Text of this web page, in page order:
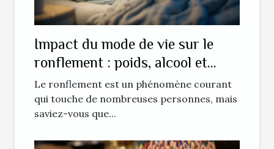
Impact du mode de vie sur le
ronflement : poids, alcool et
tabac
Le ronflement est un phénomène courant
qui touche de nombreuses personnes, mais
saviez-vous que...